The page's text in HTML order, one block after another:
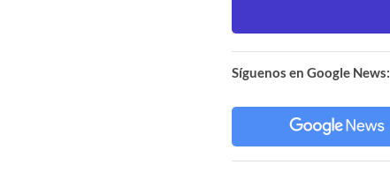
Síguenos en Google News: